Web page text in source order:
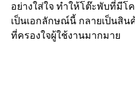
อย่างใส่ใจ ทำให้โต๊ะพับที่มีโ
เป็นเอกลักษณ์นี้ กลายเป็นสิน
ที่ครองใจผู้ใช้งานมากมาย